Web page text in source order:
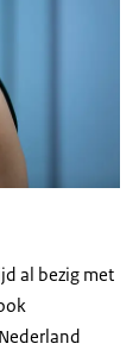
al bezig met